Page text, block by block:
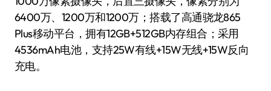
6400万、1200万和1200万；搭载了高通骁龙865
Plus移动平台，拥有12GB+512GB内存组合；采用
4536mAh电池，支持25W有线+15W无线+15W反向
充电。